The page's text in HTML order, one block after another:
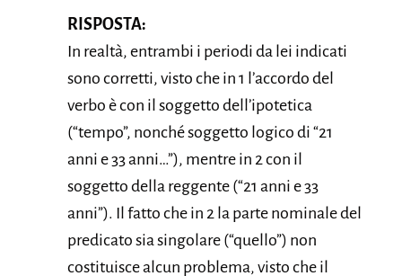
RISPOSTA:
In realtà, entrambi i periodi da lei indicati
sono corretti, visto che in 1 l’accordo del
verbo è con il soggetto dell’ipotetica
(“tempo”, nonché soggetto logico di “21
anni e 33 anni…”), mentre in 2 con il
soggetto della reggente (“21 anni e 33
anni”). Il fatto che in 2 la parte nominale del
predicato sia singolare (“quello”) non
costituisce alcun problema, visto che il